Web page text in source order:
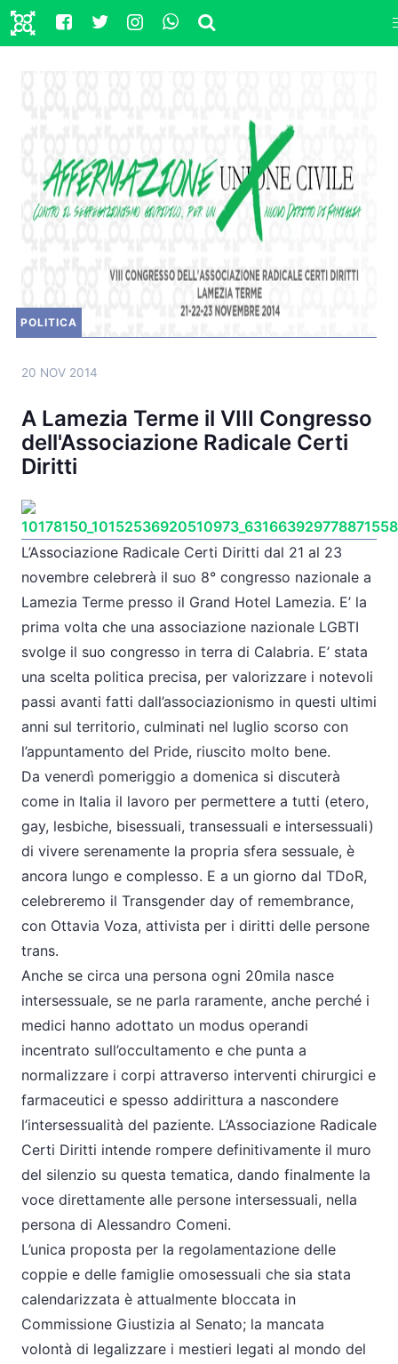
POLITICA
20 NOV 2014
A Lamezia Terme il VIII Congresso
dell'Associazione Radicale Certi
Diritti
L’Associazione Radicale Certi Diritti dal 21 al 23
novembre celebrerà il suo 8° congresso nazionale a
Lamezia Terme presso il Grand Hotel Lamezia. E’ la
prima volta che una associazione nazionale LGBTI
svolge il suo congresso in terra di Calabria. E’ stata
una scelta politica precisa, per valorizzare i notevoli
passi avanti fatti dall’associazionismo in questi ultimi
anni sul territorio, culminati nel luglio scorso con
l’appuntamento del Pride, riuscito molto bene.
Da venerdì pomeriggio a domenica si discuterà
come in Italia il lavoro per permettere a tutti (etero,
gay, lesbiche, bisessuali, transessuali e intersessuali)
di vivere serenamente la propria sfera sessuale, è
ancora lungo e complesso. E a un giorno dal TDoR,
celebreremo il Transgender day of remembrance,
con Ottavia Voza, attivista per i diritti delle persone
trans.
Anche se circa una persona ogni 20mila nasce
intersessuale, se ne parla raramente, anche perché i
medici hanno adottato un modus operandi
incentrato sull’occultamento e che punta a
normalizzare i corpi attraverso interventi chirurgici e
farmaceutici e spesso addirittura a nascondere
l’intersessualità del paziente. L’Associazione Radicale
Certi Diritti intende rompere definitivamente il muro
del silenzio su questa tematica, dando finalmente la
voce direttamente alle persone intersessuali, nella
persona di Alessandro Comeni.
L’unica proposta per la regolamentazione delle
coppie e delle famiglie omosessuali che sia stata
calendarizzata è attualmente bloccata in
Commissione Giustizia al Senato; la mancata
volontà di legalizzare i mestieri legati al mondo del